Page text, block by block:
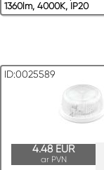
1360lm, 4000K, IP20
ID:0025589
4.48 EUR
ar PVN